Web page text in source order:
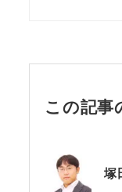
この記事
塚